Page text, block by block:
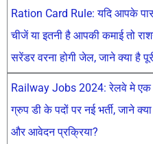
Ration Card Rule: यदि आपके
चीजें या इतनी है आपकी कमाई तो
सरेंडर वरना होगी जेल, जाने क्या है पूरी
Railway Jobs 2024: रेलवे मे एक
ग्रुप डी के पदों पर नई भर्ती, जाने क्या
और आवेदन प्रक्रिया?